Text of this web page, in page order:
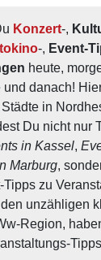
Konzert-,
-, Event-
heute,
danach!
in
Du nicht nur
in Kassel,
Marburg,
Tipps zu
unzähligen
Region,